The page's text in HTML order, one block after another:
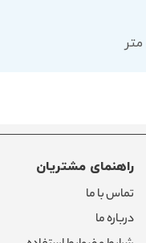
راهنمای مشتریان
تماس با ما
درباره ما